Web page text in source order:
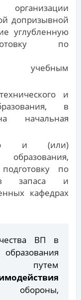
допризывной
углубленную
по
учебным
и
в
начальная
и (или)
по
запаса и
кафедрах
ВП в
путем
обороны,